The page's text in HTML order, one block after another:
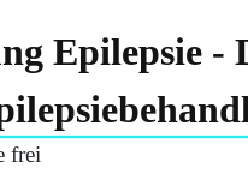
Epilepsie -
frei